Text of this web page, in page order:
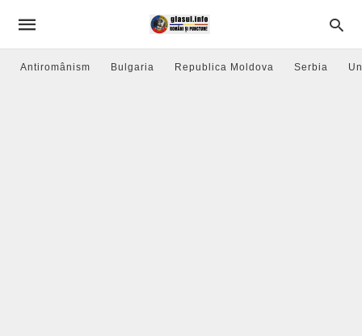
Antiromânism Bulgaria Republica Moldova Serbia